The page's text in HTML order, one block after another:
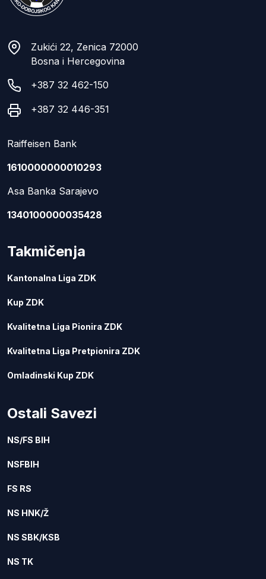
Zukići 22, Zenica 72000
Bosna i Hercegovina
+387 32 462-150
+387 32 446-351
Raiffeisen Bank
1610000000010293
Asa Banka Sarajevo
1340100000035428
Takmičenja
Kantonalna Liga ZDK
Kup ZDK
Kvalitetna Liga Pionira ZDK
Kvalitetna Liga Pretpionira ZDK
Omladinski Kup ZDK
Ostali Savezi
NS/FS BIH
NSFBIH
FS RS
NS HNK/Ž
NS SBK/KSB
NS TK